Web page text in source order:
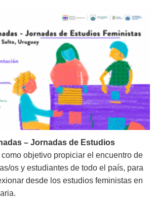
– Jornadas de Estudios
objetivo propiciar el encuentro de
os y estudiantes de todo el país, para
desde los estudios feministas en